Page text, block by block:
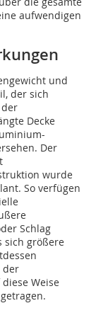
aufwendigen
und
der sich
Decke
Der
wurde
So verfügen
Schlag
sich größere
der
Weise